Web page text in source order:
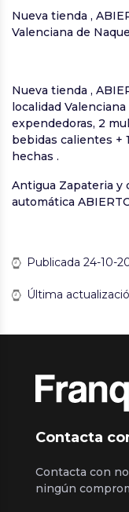
Nueva tienda ,
Valenciana de
Nueva tienda ,
localidad
expendedoras, 2
bebidas calientes +
hechas .
Antigua Zapateria y
automática
Publicada 24-10-
Última
Contacta
Contacta con
ningún